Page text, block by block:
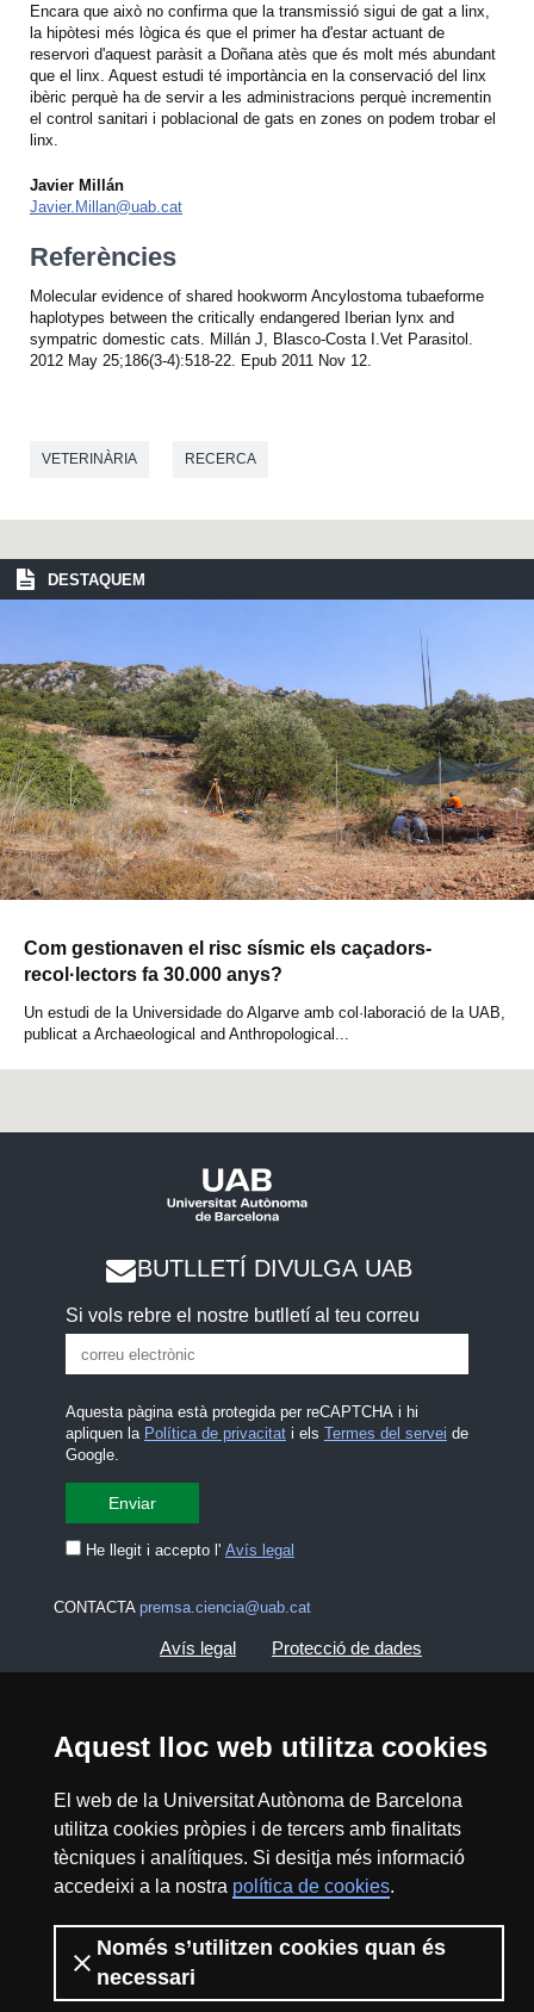
Aquest lloc web utilitza cookies
El web de la Universitat Autònoma de Barcelona
utilitza cookies pròpies i de tercers amb finalitats
tècniques i analítiques. Si desitja més informació
accedeixi a la nostra política de cookies.
Només s’utilitzen cookies quan és
necessari
Encara que això no confirma que la transmissió sigui de gat a linx,
la hipòtesi més lògica és que el primer ha d'estar actuant de
reservori d'aquest paràsit a Doñana atès que és molt més abundant
que el linx. Aquest estudi té importància en la conservació del linx
ibèric perquè ha de servir a les administracions perquè incrementin
el control sanitari i poblacional de gats en zones on podem trobar el
linx.
Javier Millán
Javier.Millan@uab.cat
Referències
Molecular evidence of shared hookworm Ancylostoma tubaeforme
haplotypes between the critically endangered Iberian lynx and
sympatric domestic cats. Millán J, Blasco-Costa I.Vet Parasitol.
2012 May 25;186(3-4):518-22. Epub 2011 Nov 12.
VETERINÀRIA RECERCA
DESTAQUEM
Com gestionaven el risc sísmic els caçadors-
recol·lectors fa 30.000 anys?
Un estudi de la Universidade do Algarve amb col·laboració de la UAB,
publicat a Archaeological and Anthropological...
BUTLLETÍ DIVULGA UAB
Si vols rebre el nostre butlletí al teu correu
Aquesta pàgina està protegida per reCAPTCHA i hi
apliquen la Política de privacitati els Termes del servei de
Google.
He llegit i accepto l' Avís legal
CONTACTA premsa.ciencia@uab.cat
Avís legal Protecció de dades
2026 Divulga UAB - Creative Commons
Reconeixement - No Comercial (CC BY NC) -
ISSN: 2014-6388
View low-bandwidth version